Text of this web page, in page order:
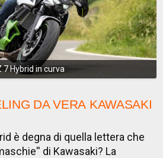
7 Hybrid in curva
DA VERA KAWASAKI
è degna di quella lettera che
di Kawasaki? La